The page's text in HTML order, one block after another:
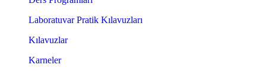
Laboratuvar Pratik Kılavuzları
Kılavuzlar
Karneler